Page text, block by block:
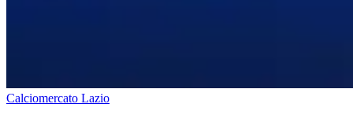
Calciomercato Lazio